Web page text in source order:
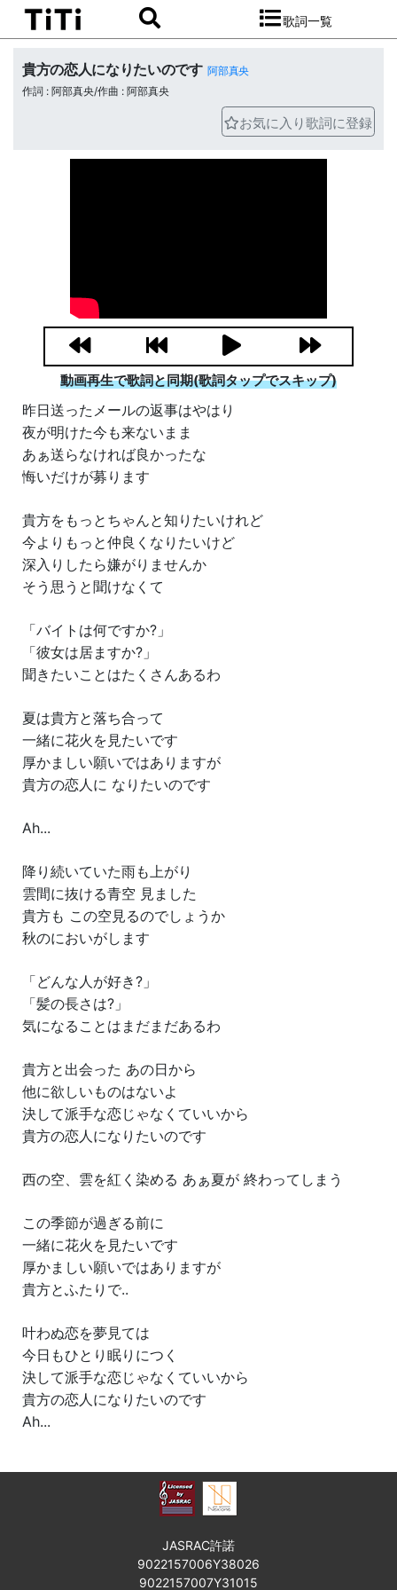
歌詞一覧
貴方の恋人になりたいのです 阿部真央
作詞 : 阿部真央/作曲 : 阿部真央
お気に入り歌詞に登録
動画再生で歌詞と同期(歌詞タップでスキップ)
昨日送ったメールの返事はやはり
夜が明けた今も来ないまま
あぁ送らなければ良かったな
悔いだけが募ります
貴方をもっとちゃんと知りたいけれど
今よりもっと仲良くなりたいけど
深入りしたら嫌がりませんか
そう思うと聞けなくて
「バイトは何ですか?」
「彼女は居ますか?」
聞きたいことはたくさんあるわ
夏は貴方と落ち合って
一緒に花火を見たいです
厚かましい願いではありますが
貴方の恋人に なりたいのです
Ah...
降り続いていた雨も上がり
雲間に抜ける青空 見ました
貴方も この空見るのでしょうか
秋のにおいがします
「どんな人が好き?」
「髪の長さは?」
気になることはまだまだあるわ
貴方と出会った あの日から
他に欲しいものはないよ
決して派手な恋じゃなくていいから
貴方の恋人になりたいのです
西の空、雲を紅く染める あぁ夏が 終わってしまう
この季節が過ぎる前に
一緒に花火を見たいです
厚かましい願いではありますが
貴方とふたりで..
叶わぬ恋を夢見ては
今日もひとり眠りにつく
決して派手な恋じゃなくていいから
貴方の恋人になりたいのです
Ah...
JASRAC許諾
9022157006Y38026
9022157007Y31015